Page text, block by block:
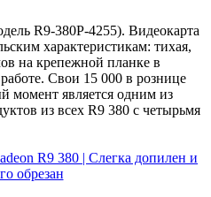
R9-380P-4255). Видеокарта
характеристикам: тихая,
на крепежной планке в
Свои 15 000 в рознице
момент является одним из
из всех R9 380 с четырьмя